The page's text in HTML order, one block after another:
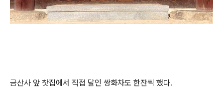
금산사 앞 찻집에서 직접 달인 쌍화차도 한잔씩 했다.